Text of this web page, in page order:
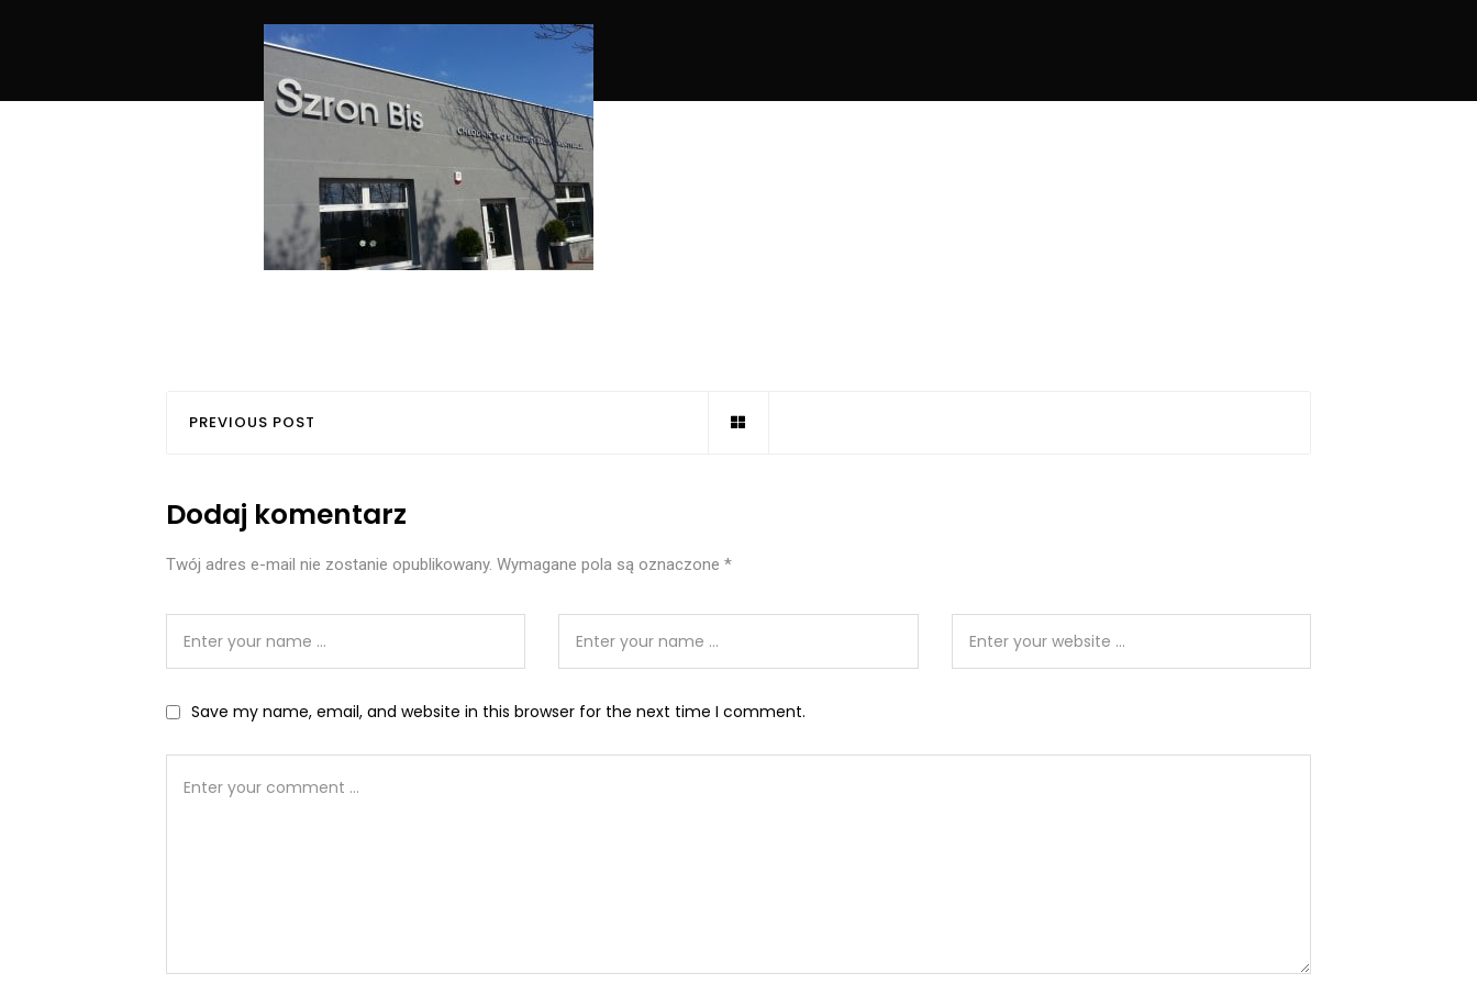
PREVIOUS POST
Dodaj komentarz
Twój adres e-mail nie zostanie opublikowany. Wymagane pola są oznaczone *
Save my name, email, and website in this browser for the next time I comment.